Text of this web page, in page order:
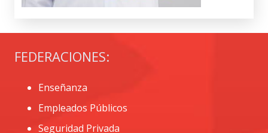
FEDERACIONES:
Enseñanza
Empleados Públicos
Seguridad Privada